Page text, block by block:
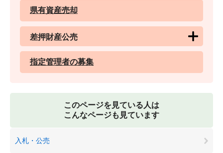
県有資産売却
差押財産公売
指定管理者の募集
このページを見ている人は
こんなページも見ています
入札・公売